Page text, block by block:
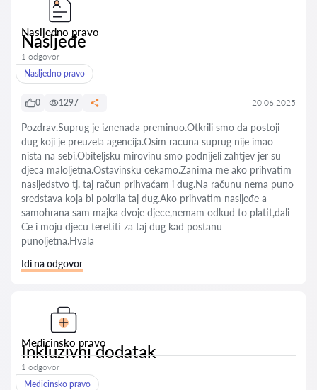
Nasljedno pravo
Nasljeđe
1 odgovor
Nasljedno pravo
0 1297 20.06.2025
Pozdrav.Suprug je iznenada preminuo.Otkrili smo da postoji
dug koji je preuzela agencija.Osim racuna suprug nije imao
nista na sebi.Obiteljsku mirovinu smo podnijeli zahtjev jer su
djeca maloljetna.Ostavinsku cekamo.Zanima me ako prihvatim
nasljedstvo tj. taj račun prihvaćam i dug.Na računu nema puno
sredstava koja bi pokrila taj dug.Ako prihvatim nasljeđe a
samohrana sam majka dvoje djece,nemam odkud to platit,dali
Ce i moju djecu teretiti za taj dug kad postanu
punoljetna.Hvala
Idi na odgovor
Medicinsko pravo
Inkluzivni dodatak
1 odgovor
Medicinsko pravo